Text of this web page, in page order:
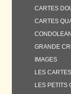
CARTES
CARTES
GRANDE
IMAGES
LES
LES PETITS